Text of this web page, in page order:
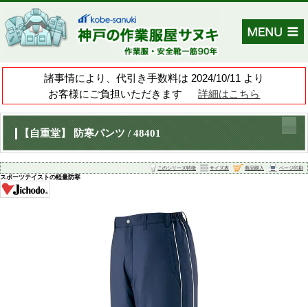
諸事情により、代引き手数料は
お客様にご負担いただきます
【自重堂】 防寒パンツ / 48401
スポーツテイストの軽量防寒